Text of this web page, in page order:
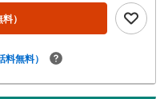
料）
料無料）